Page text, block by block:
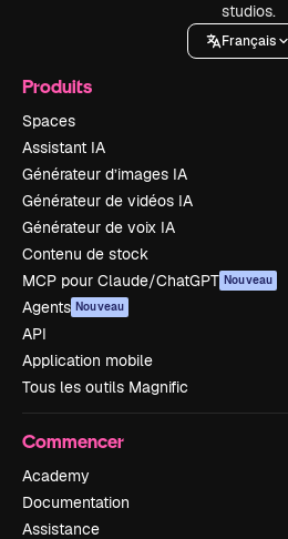
studios.
Français
Produits
Spaces
Assistant IA
Générateur d’images IA
Générateur de vidéos IA
Générateur de voix IA
Contenu de stock
MCP pour Claude/ChatGPT Nouveau
Agents Nouveau
API
Application mobile
Tous les outils Magnific
Commencer
Academy
Documentation
Assistance